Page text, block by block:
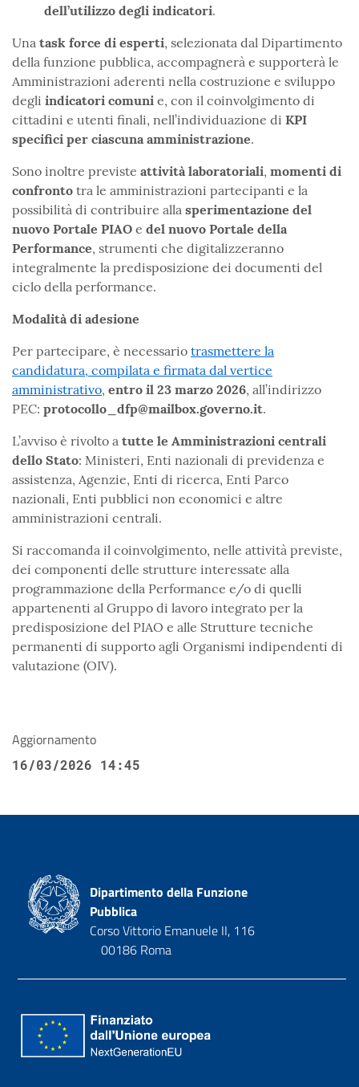
dell’utilizzo degli indicatori.
Una task force di esperti, selezionata dal Dipartimento
della funzione pubblica, accompagnerà e supporterà le
Amministrazioni aderenti nella costruzione e sviluppo
degli indicatori comuni e, con il coinvolgimento di
cittadini e utenti finali, nell’individuazione di KPI
specifici per ciascuna amministrazione.
Sono inoltre previste attività laboratoriali, momenti di
confronto tra le amministrazioni partecipanti e la
possibilità di contribuire alla sperimentazione del
nuovo Portale PIAO e del nuovo Portale della
Performance, strumenti che digitalizzeranno
integralmente la predisposizione dei documenti del
ciclo della performance.
Modalità di adesione
Per partecipare, è necessario trasmettere la
candidatura, compilata e firmata dal vertice
amministrativo, entro il 23 marzo 2026, all’indirizzo
PEC: protocollo_dfp@mailbox.governo.it.
L’avviso è rivolto a tutte le Amministrazioni centrali
dello Stato: Ministeri, Enti nazionali di previdenza e
assistenza, Agenzie, Enti di ricerca, Enti Parco
nazionali, Enti pubblici non economici e altre
amministrazioni centrali.
Si raccomanda il coinvolgimento, nelle attività previste,
dei componenti delle strutture interessate alla
programmazione della Performance e/o di quelli
appartenenti al Gruppo di lavoro integrato per la
predisposizione del PIAO e alle Strutture tecniche
permanenti di supporto agli Organismi indipendenti di
valutazione (OIV).
Aggiornamento
16/03/2026 14:45
Dipartimento della Funzione
Pubblica
Corso Vittorio Emanuele II, 116
00186 Roma